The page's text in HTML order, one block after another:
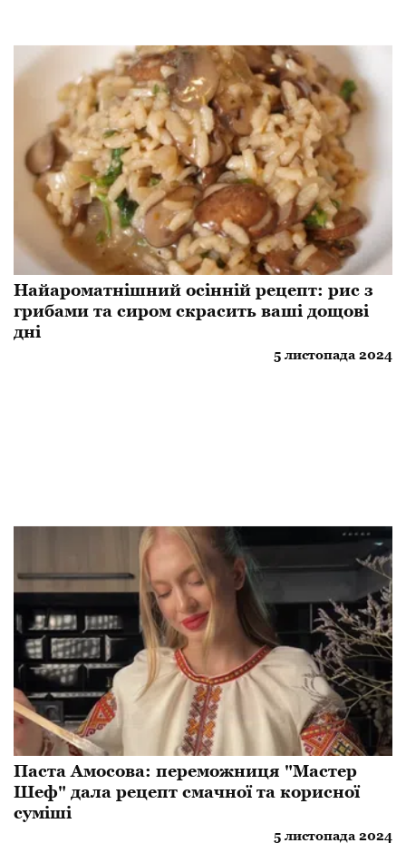
Найароматнішний осінній рецепт: рис з
грибами та сиром скрасить ваші дощові
дні
5 листопада 2024
Паста Амосова: переможниця "Мастер
Шеф" дала рецепт смачної та корисної
суміші
5 листопада 2024